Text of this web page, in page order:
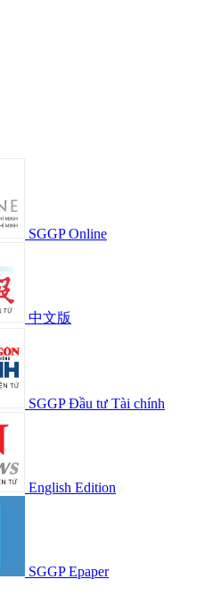
SGGP Online
中文版
SGGP Đầu tư Tài chính
English Edition
SGGP Epaper